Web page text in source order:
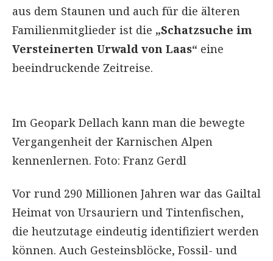
aus dem Staunen und auch für die älteren
Familienmitglieder ist die „Schatzsuche im
Versteinerten Urwald von Laas“ eine
beeindruckende Zeitreise.
Im Geopark Dellach kann man die bewegte
Vergangenheit der Karnischen Alpen
kennenlernen. Foto: Franz Gerdl
Vor rund 290 Millionen Jahren war das Gailtal
Heimat von Ursauriern und Tintenfischen,
die heutzutage eindeutig identifiziert werden
können. Auch Gesteinsblöcke, Fossil- und